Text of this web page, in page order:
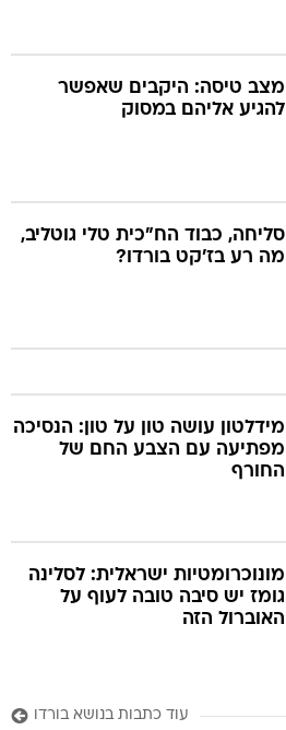
מצב טיסה: היקבים שאפשר
להגיע אליהם במסוק
סליחה, כבוד הח"כית טלי גוטליב,
מה רע בז'קט בורדו?
מידלטון עושה טון על טון: הנסיכה
מפתיעה עם הצבע החם של
החורף
מונוכרומטיות ישראלית: לסלינה
גומז יש סיבה טובה לעוף על
האוברול הזה
עוד כתבות בנושא בורדו